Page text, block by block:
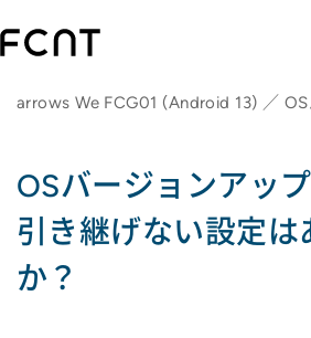
arrows We FCG01 (Android 13) ／
OSバージョンアップ
引き継げない設定は
か？